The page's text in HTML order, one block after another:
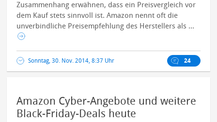
Zusammenhang erwähnen, dass ein Preisvergleich vor
dem Kauf stets sinnvoll ist. Amazon nennt oft die
unverbindliche Preisempfehlung des Herstellers als ...
Sonntag, 30. Nov. 2014, 8:37 Uhr 24
Amazon Cyber-Angebote und weitere
Black-Friday-Deals heute